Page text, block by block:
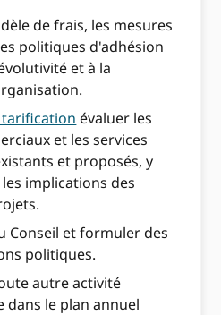
de frais, les mesures
politiques d'adhésion
et à la
tarification évaluer les
et les services
et proposés, y
implications des
Conseil et formuler des
politiques.
autre activité
dans le plan annuel